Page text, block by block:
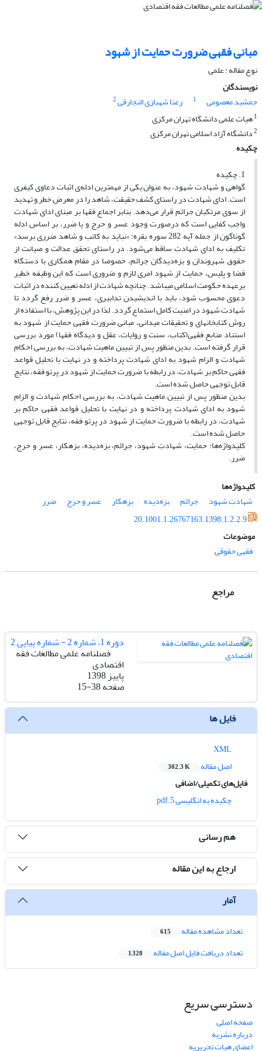
مبانی فقهی ضرورت حمایت از شهود
نوع مقاله : علمی
نویسندگان
جمشید معصومی
1 رعنا شهبازی النجارقی2
1هیات علمی دانشگاه تهران مرکزی
2دانشگاه آزاد اسلامی تهران مرکزی
چکیده
1. چکیده
گواهی و شهادت شهود، به عنوان یکی از‌ مهم‎ترین ادله‌ی اثبات دعاوی کیفری
است. ادای‌ شهادت در راستای کشف‌ حقیقت‌، شاهد را در معرض خطر و تهدید
از سوی مرتکبان جرائم قرار می‌دهد. بنابر اجماع فقها بر مبنای ادای شهادت
واجب کفایی است که درصورت وجود عسر و حرج و یا ضرر، بر اساس ادله
گوناگون از جمله آیه 282 سوره بقره: «نباید به کاتب و شاهد ضرری برسد»
تکلیف به ادای شهادت ساقط می‌شود. در راستای تحقق عدالت و صیانت از
حقوق شهروندان و بزه‌دیدگان جرائم، خصوصا در مقام همکاری با دستگاه‌
قضا و پلیس، حمایت از شهود امری لازم و ضروری است که این وظیفه خطیر
برعهده حکومت اسلامی می‎باشد. چنانچه شهادت از ادله تعیین کننده در اثبات
دعوی محسوب شود، باید با اندیشیدن تدابیری، عسر و ضرر رفع گردد تا
شهادت شهود در امنیت کامل استماع گردد. لذا در این پژوهش، با استفاده از
روش کتابخانه‎ای و تحقیقات میدانی، مبانی ضرورت فقهی حمایت از شهود به
استناد منابع فقهی(کتاب، سنت و روایات، عقل و دیدگاه فقها) مورد بررسی
قرار گرفته است. بدین منظور پس از تبیین ماهیت شهادت، به بررسی احکام
شهادت و الزام شهود به ادای شهادت ‎پرداخته و در نهایت با تحلیل قواعد
فقهی حاکم بر شهادت، در رابطه با ضرورت حمایت از شهود در پرتو فقه، نتایج
قابل توجهی حاصل ‎شده است.
بدین منظور پس از تبیین ماهیت شهادت، به بررسی احکام شهادت و الزام
شهود به ادای شهادت ‎پرداخته و در نهایت با تحلیل قواعد فقهی حاکم بر
شهادت، در رابطه با ضرورت حمایت از شهود در پرتو فقه، نتایج قابل توجهی
حاصل ‎شده است.
کلیدواژه‌ها: حمایت، شهادتِ شهود، جرائم، بزه‌دیده، بزه‎کار، عسر و حرج،
ضرر.
کلیدواژه‌ها
شهادتِ شهود
جرائم بزه‌دیده بزه‎کار عسر و حرج
ضرر
20.1001.1.26767163.1398.1.2.2.9
موضوعات
فقهی حقوقی
مراجع
دوره 1، شماره 2 - شماره پیاپی 2
فصلنامه علمی مطالعات فقه
اقتصادی
پاییز 1398
صفحه15-38
فایل ها
اصل مقاله
302.3 K
فایل‌های تکمیلی/اضافی
چکیده به انگلیسی 5.pdf
هم رسانی
ارجاع به این مقاله
آمار
تعداد مشاهده مقاله 615
تعداد دریافت فایل اصل مقاله 1,328
دسترسی سریع
صفحه اصلی
درباره نشریه
اعضای هیات تحریریه